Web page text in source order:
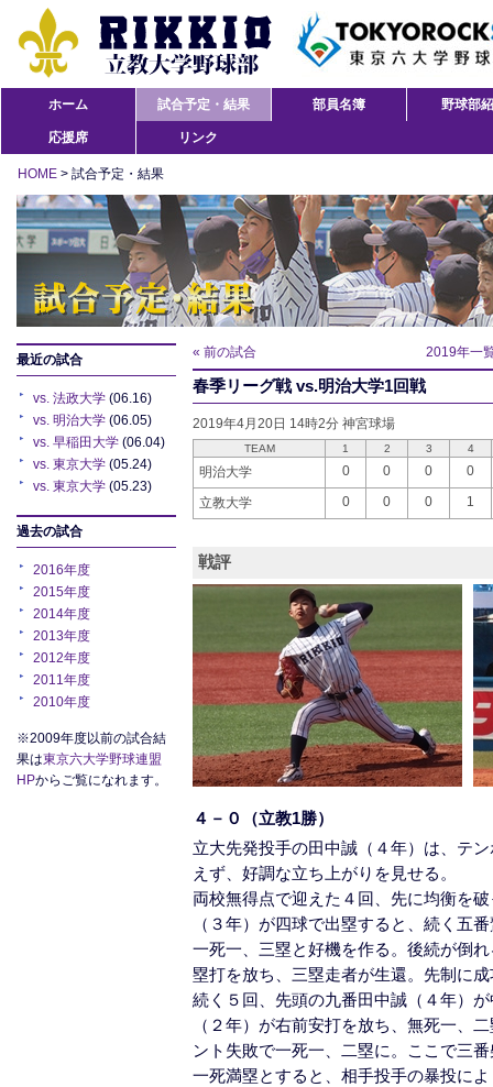
ホーム 試合予定・結果 部員名簿 野球部
応援席 リンク
HOME > 試合予定・結果
最近の試合
vs. 法政大学 (06.16)
vs. 明治大学 (06.05)
vs. 早稲田大学 (06.04)
vs. 東京大学 (05.24)
vs. 東京大学 (05.23)
過去の試合
2016年度
2015年度
2014年度
2013年度
2012年度
2011年度
2010年度
※2009年度以前の試合結
果は東京六大学野球連盟
HPからご覧になれます。
« 前の試合 2019年一
春季リーグ戦 vs.明治大学1回戦
2019年4月20日 14時2分 神宮球場
TEAM 1 2 3 4
明治大学 0 0 0 0
立教大学 0 0 0 1
戦評
４－０（立教1勝）
立大先発投手の田中誠（４年）は、テ
えず、好調な立ち上がりを見せる。
両校無得点で迎えた４回、先に均衡を
（３年）が四球で出塁すると、続く五
一死一、三塁と好機を作る。後続が倒
塁打を放ち、三塁走者が生還。先制に
続く５回、先頭の九番田中誠（４年）
（２年）が右前安打を放ち、無死一、
ント失敗で一死一、二塁に。ここで三
一死満塁とすると、相手投手の暴投に